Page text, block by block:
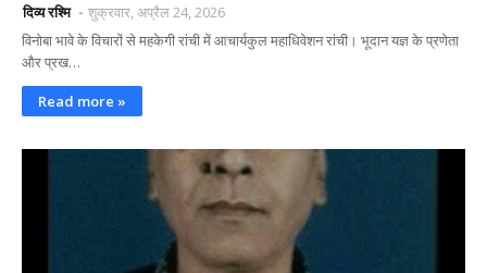
दिव्य रश्मि
शुक्रवार, अप्रैल 24, 2026
विनोबा भावे के विचारों से महकेगी रांची में आचार्यकुल महाधिवेशन रांची। भूदान यज्ञ के प्रणेता
और प्रख…
Read more »